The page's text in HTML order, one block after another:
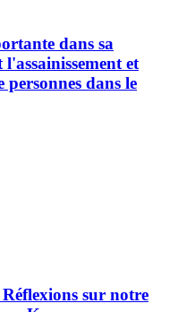
dans sa
et
dans le
sur notre